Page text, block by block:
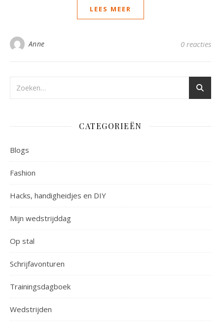
LEES MEER
Anne 0 reacties
CATEGORIEËN
Blogs
Fashion
Hacks, handigheidjes en DIY
Mijn wedstrijddag
Op stal
Schrijfavonturen
Trainingsdagboek
Wedstrijden